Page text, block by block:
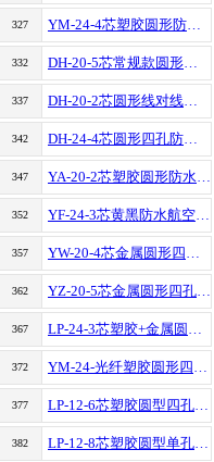
327 YM-24-4芯塑胶圆形防水航空插头连接器组合套装
332 DH-20-5芯常规款圆形四孔防水航空插头连接器
337 DH-20-2芯圆形线对线防水航空插头连接器加隔栏
342 DH-24-4芯圆形四孔防水航空插头连接器加隔栏
347 YA-20-2芯塑胶圆形防水航空插头连接器
352 YF-24-3芯黄黑防水航空插头连接器
357 YW-20-4芯金属圆形四孔防水航空插头连接器
362 YZ-20-5芯金属圆形四孔防水航空插头连接器
367 LP-24-3芯塑胶+金属圆型对接防水航空插头电源连接器
372 YM-24-光纤塑胶圆形四孔防水信号航空插头连接器
377 LP-12-6芯塑胶圆型四孔防水航空插头信号连接器
382 LP-12-8芯塑胶圆型单孔防水航空插头信号连接器